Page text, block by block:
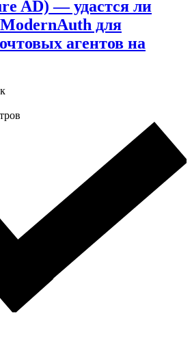
AD) — удаcтся ли
для
агентов на